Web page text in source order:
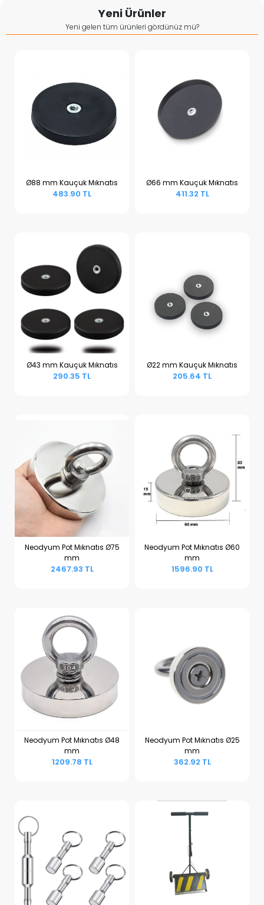
Yeni Ürünler
Yeni gelen tüm ürünleri gördünüz mü?
Sepete Ekle
Ø88 mm Kauçuk Mıknatıs
483.90 TL Sepete Ekle
Ø66 mm Kauçuk Mıknatıs
411.32 TL
Sepete Ekle
Ø43 mm Kauçuk Mıknatıs
290.35 TL Sepete Ekle
Ø22 mm Kauçuk Mıknatıs
205.64 TL
Sepete Ekle
Neodyum Pot Mıknatıs Ø75
mm
2467.93 TL
Sepete Ekle
Neodyum Pot Mıknatıs Ø60
mm
1596.90 TL
Sepete Ekle
Neodyum Pot Mıknatıs Ø48
mm
1209.78 TL
Sepete Ekle
Neodyum Pot Mıknatıs Ø25
mm
362.92 TL